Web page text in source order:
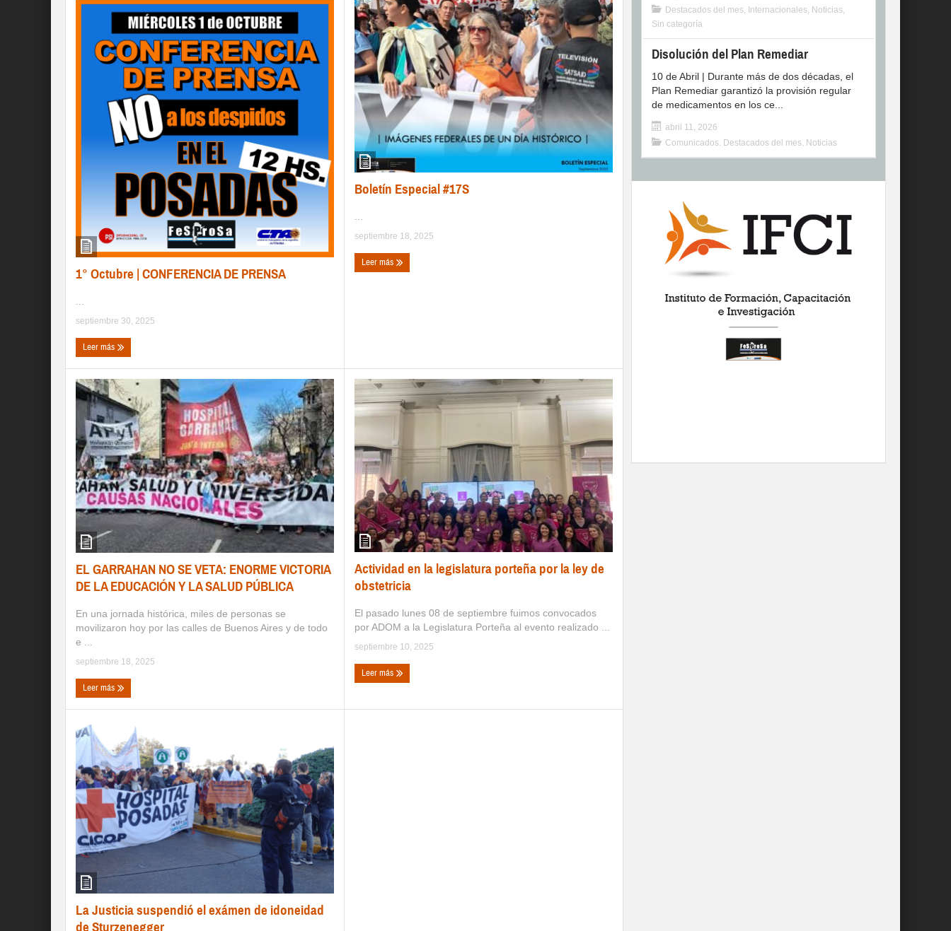
1° Octubre | CONFERENCIA DE PRENSA
septiembre 30, 2025
Leer más
Boletín Especial #17S
septiembre 18, 2025
Leer más
EL GARRAHAN NO SE VETA: ENORME VICTORIA
DE LA EDUCACIÓN Y LA SALUD PÚBLICA
En una jornada histórica, miles de personas se
movilizaron hoy por las calles de Buenos Aires y de todo
e ...
septiembre 18, 2025
Leer más
Actividad en la legislatura porteña por la ley de
obstetricia
El pasado lunes 08 de septiembre fuimos convocados
por ADOM a la Legislatura Porteña al evento realizado ...
septiembre 10, 2025
Leer más
La Justicia suspendió el exámen de idoneidad
de Sturzenegger
Destacados del mes, Internacionales, Noticias,
Sin categoría
Disolución del Plan Remediar
10 de Abril | Durante más de dos décadas, el
Plan Remediar garantizó la provisión regular
de medicamentos en los ce...
abril 11, 2026
Comunicados, Destacados del mes, Noticias